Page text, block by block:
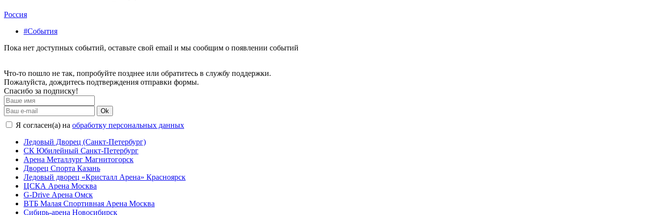
Россия
#События
Пока нет доступных событий, оставьте свой email и мы сообщим о появлении событий
Что-то пошло не так, попробуйте позднее или обратитесь в службу поддержки.
Пожалуйста, дождитесь подтверждения отправки формы.
Спасибо за подписку!
Ok
Я согласен(а) на обработку персональных данных
Ледовый Дворец (Санкт-Петербург)
СК Юбилейный Санкт-Петербург
Арена Металлург Магнитогорск
Дворец Спорта Казань
Ледовый дворец «Кристалл Арена» Красноярск
ЦСКА Арена Москва
G-Drive Арена Омск
ВТБ Малая Спортивная Арена Москва
Сибирь-арена Новосибирск